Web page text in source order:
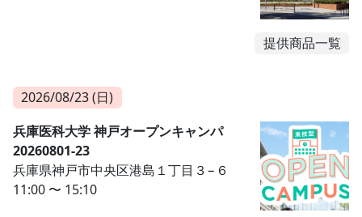
提供商品一覧
2026/08/23 (日)
兵庫医科大学 神戸オープンキャンパ
20260801-23
兵庫県神戸市中央区港島１丁目３−６
11:00 〜 15:10